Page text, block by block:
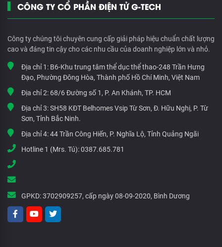
CÔNG TY CỔ PHẦN ĐIỆN TỬ G-TECH
Công ty chúng tôi chuyên cung cấp giải pháp hiệu chuẩn chất lượng
cao và đáng tin cậy cho các nhu cầu của doanh nghiệp lớn và nhỏ.
Địa chỉ 1: B6-Khu trung tâm thể dục thể thao-248 Trần Hưng
Đạo, Phường Đông Hòa, Thành phố Hồ Chí Minh, Việt Nam
Địa chỉ 2: 68/6 Đường số 1, P. An Khánh, TP. HCM
Địa chỉ 3:SH58 KĐT Belhomes Vsip Từ Sơn, Đ. Hữu Nghị, P. Từ
Sơn, Tỉnh Bắc Ninh.
Địa chỉ 4:44 Trần Công Hiến, P. Nghĩa Lộ, Tỉnh Quảng Ngãi
Hotline 1 (Mrs. Tú):0387.685.781
GPKD:3702909257, cấp ngày 08-09-2020, Bình Dương